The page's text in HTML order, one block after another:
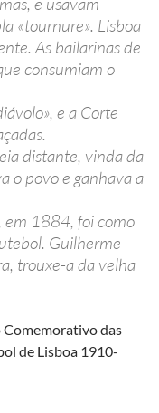
«tournure». Lisboa
As bailarinas de
consumiam o
e a Corte
distante, vinda da
o povo e ganhava a
em 1884, foi como
Guilherme
trouxe-a da velha
das
de Lisboa 1910-